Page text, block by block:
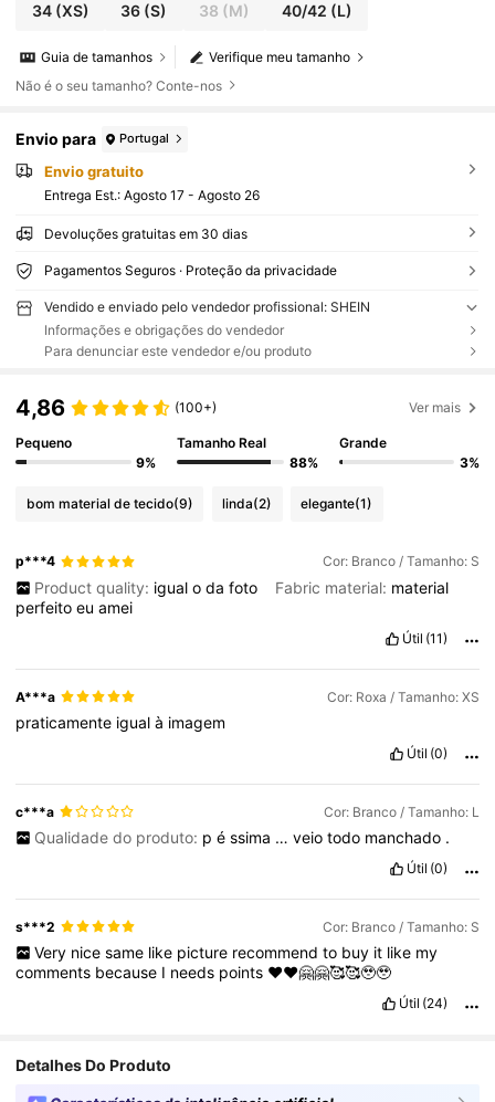
34(XS) 36 (S) 38 (M) 40/42 (L)
Verifique meu tamanho
Guia de tamanhos
Não é o seu tamanho? Conte-nos
Envio para Portugal
Envio gratuito
Entrega Est.: Agosto 17 - Agosto 26
Devoluções gratuitas em 30 dias
Pagamentos Seguros · Proteção da privacidade
Vendido e enviado pelo vendedor profissional: SHEIN
Informações e obrigações do vendedor
Para denunciar este vendedor e/ou produto
4,86 (100+) Ver mais
Pequeno
9%
Tamanho Real
88%
Grande
3%
bom material de tecido(9) linda(2) elegante(1)
p***4 Cor: Branco / Tamanho: S
Product quality: igual o da foto Fabric material: material
perfeitoeuamei
Útil (11)
A***a Cor: Roxa / Tamanho: XS
praticamente igualà imagem
Útil (0)
c***a Cor: Branco / Tamanho: L
Qualidade do produto: p é ssima … veio todo manchado .
Útil (0)
s***2 Cor: Branco / Tamanho: S
Very nice same like picture recommend to buy it like my
comments because I needs points ❤️❤️🤗🤗🥰🥰🥹🥹
Útil (24)
Detalhes Do Produto